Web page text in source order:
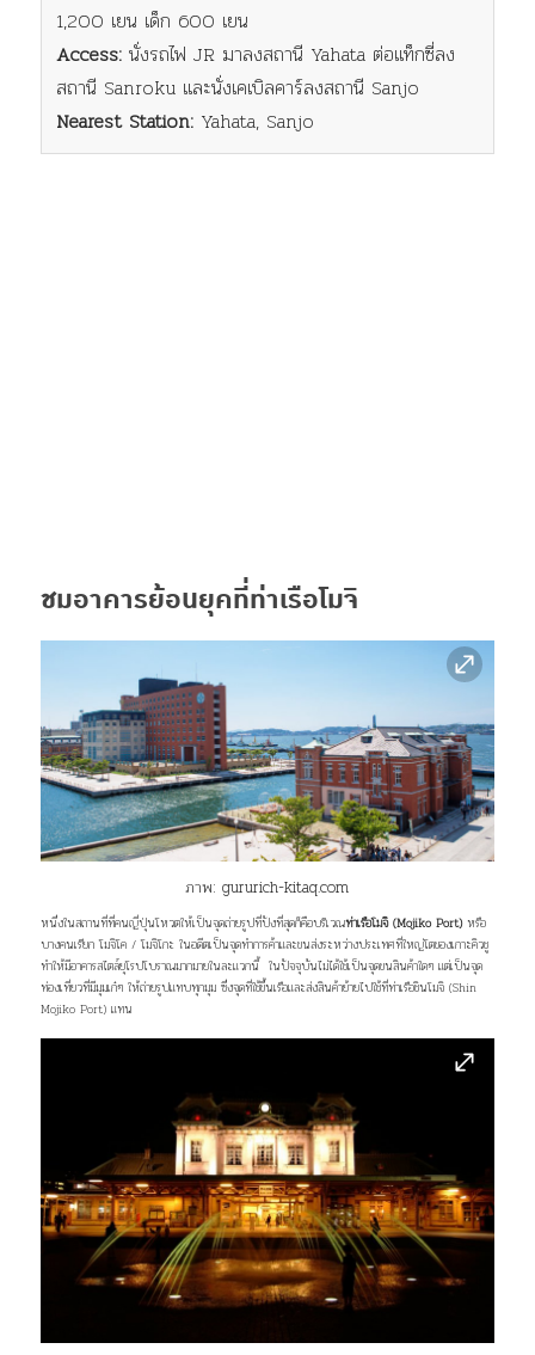
1,200 เยน เด็ก 600 เยน
Access:นั่งรถไฟ JR มาลงสถานี Yahata ต่อแท็กซี่ลง
สถานี Sanroku และนั่งเคเบิลคาร์ลงสถานี Sanjo
Nearest Station:Yahata, Sanjo
ชมอาคารย้อนยุคที่ท่าเรือโมจิ
ภาพ:gururich-kitaq.com
หนึ่งในสถานที่ที่คนญี่ปุ่นโหวตให้เป็นจุดถ่ายรูปที่ปังที่สุดก็คือบริเวณท่าเรือโมจิ (Mojiko Port)หรือ
บางคนเรียก โมจิโค / โมจิโกะ ในอดีตเป็นจุดทำการค้าและขนส่งระหว่างประเทศที่ใหญ่โตของเกาะคิวชู
ทำให้มีอาคารสไตล์ยุโรปโบราณมากมายในละแวกนี้ ในปัจจุบันไม่ได้ใช้เป็นจุดขนสินค้าใดๆ แต่เป็นจุด
ท่องเที่ยวที่มีมุมเก๋ๆ ให้ถ่ายรูปแทบทุกมุม ซึ่งจุดที่ใช้ขึ้นเรือและส่งสินค้าย้ายไปใช้ที่ท่าเรือชินโมจิ (Shin
Mojiko Port) แทน